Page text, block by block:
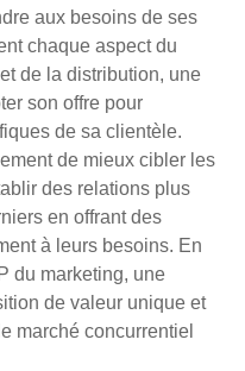
aux besoins de ses
chaque aspect du
de la distribution, une
son offre pour
de sa clientèle.
de mieux cibler les
des relations plus
en offrant des
à leurs besoins. En
du marketing, une
de valeur unique et
marché concurrentiel